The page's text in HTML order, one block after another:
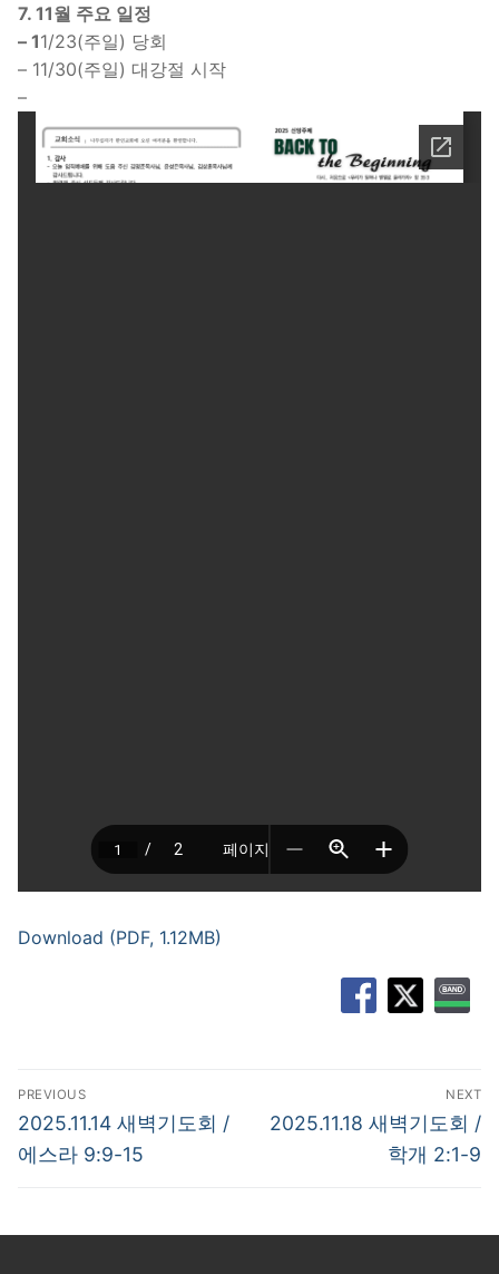
7. 11월 주요 일정
– 11/23(주일) 당회
– 11/30(주일) 대강절 시작
–
Download (PDF, 1.12MB)
글
탐
색
PREVIOUS
Previous
post:
2025.11.14 새벽기도회 /
에스라 9:9-15
NEXT
Next
2025.11.18 새벽기도회 /
학개 2:1-9